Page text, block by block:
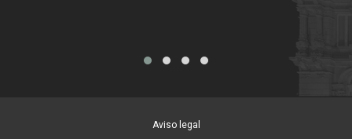
Aviso legal